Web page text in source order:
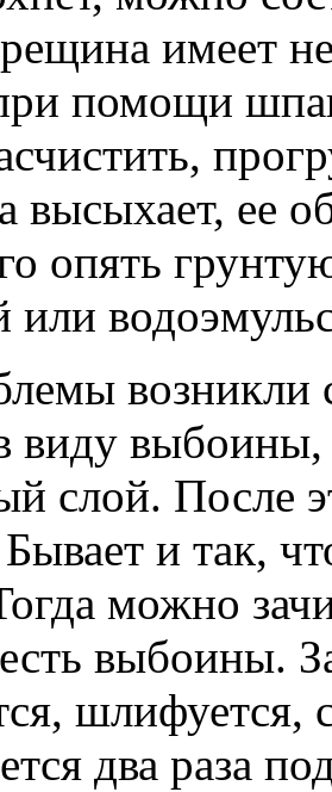
имеет
помощи
высыхает, ее
опять
или
виду выбоины,
слой. После
и так,
можно
выбоины.
шлифуется,
два раза